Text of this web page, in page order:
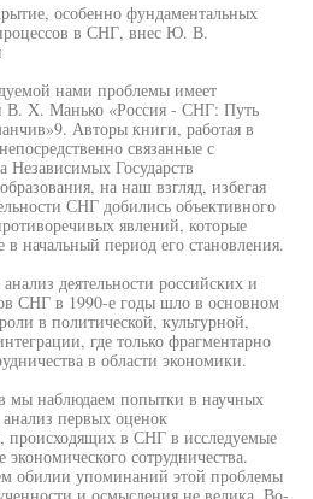
особенно фундаментальных
в СНГ, внес Ю. В.
нами проблемы имеет
В. X. Манько «Россия - СНГ: Путь
Авторы книги, работая в
связанные с
Независимых Государств
на наш взгляд, избегая
СНГ добились объективного
явлений, которые
начальный период его становления.
деятельности российских и
СНГ в 1990-е годы шло в основном
в политической, культурной,
где только фрагментарно
в области экономики.
мы наблюдаем попытки в научных
анализ первых оценок
происходящих в СНГ в исследуемые
сотрудничества.
обилии упоминаний этой проблемы